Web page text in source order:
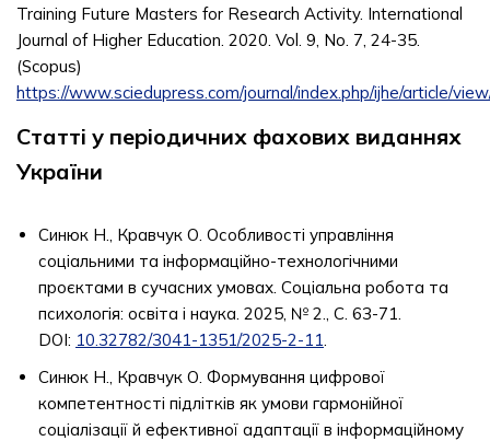
Training Future Masters for Research Activity. International
Journal of Higher Education. 2020. Vol. 9, No. 7, 24-35.
(Scopus)
https://www.sciedupress.com/journal/index.php/ijhe/article/
Статті у періодичних фахових виданнях
України
Синюк Н., Кравчук О. Особливості управління
соціальними та інформаційно-технологічними
проєктами в сучасних умовах. Соціальна робота та
психологія: освіта і наука. 2025, № 2., С. 63-71.
DOI: 10.32782/3041-1351/2025-2-11
Синюк Н., Кравчук О. Формування цифрової
компетентності підлітків як умови гармонійної
соціалізації й ефективної адаптації в інформаційному